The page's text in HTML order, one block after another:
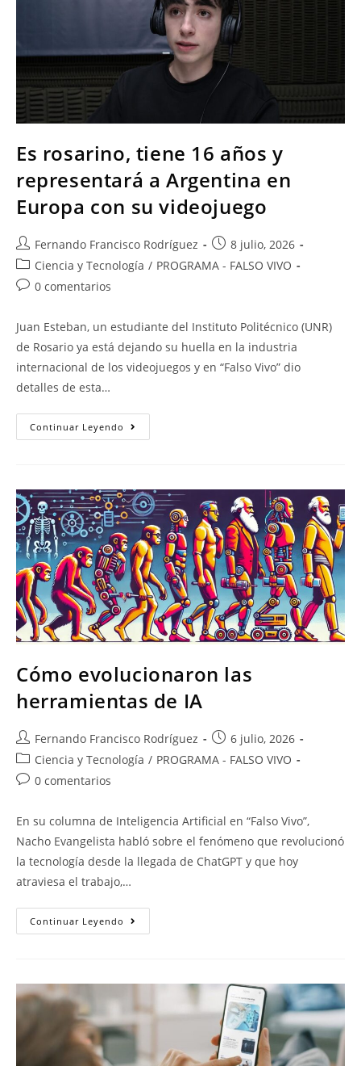
Es rosarino, tiene 16 años y
representará a Argentina en
Europa con su videojuego
Fernando Francisco Rodríguez
8 julio, 2026
Ciencia y Tecnología / PROGRAMA - FALSO VIVO
0 comentarios
Juan Esteban, un estudiante del Instituto Politécnico (UNR)
de Rosario ya está dejando su huella en la industria
internacional de los videojuegos y en “Falso Vivo” dio
detalles de esta…
Continuar Leyendo
Cómo evolucionaron las
herramientas de IA
Fernando Francisco Rodríguez
6 julio, 2026
Ciencia y Tecnología / PROGRAMA - FALSO VIVO
0 comentarios
En su columna de Inteligencia Artificial en “Falso Vivo”,
Nacho Evangelista habló sobre el fenómeno que revolucionó
la tecnología desde la llegada de ChatGPT y que hoy
atraviesa el trabajo,…
Continuar Leyendo